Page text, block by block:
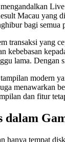
Macau yang
bagi semua
transaksi yang
kebebasan
lama. Dengan
modern
menawarkan
dan fitur
dalam
hanya tempat